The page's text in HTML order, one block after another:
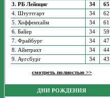
3. РБ Лейпциг
34
65
4. Штуттгарт
34
62
5. Хоффенхайм
34
61
6. Байер
34
59
7. Фрайбург
34
47
8. Айнтрахт
34
44
9. Аугсбург
34 43
смотреть полностью >>
ДНИ РОЖДЕНИЯ